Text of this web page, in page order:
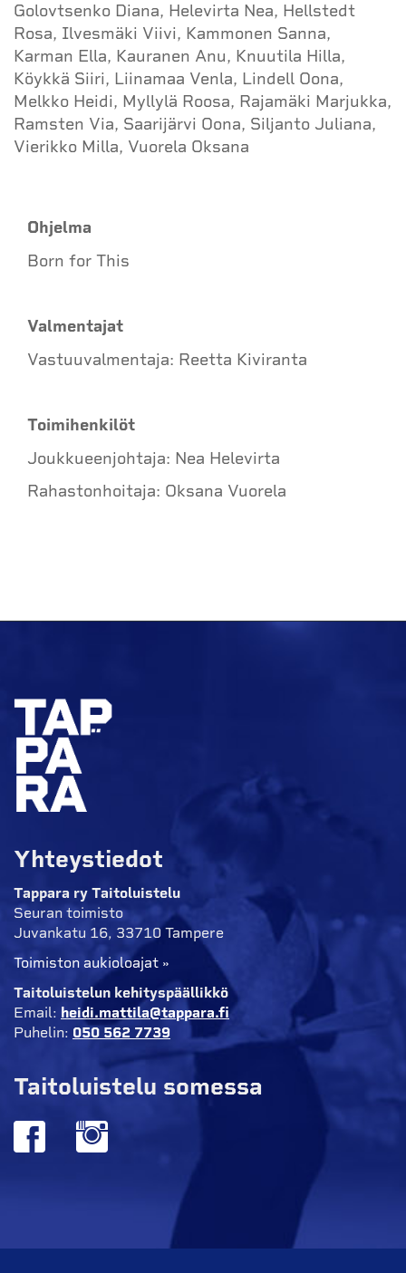
Golovtsenko Diana, Helevirta Nea, Hellstedt
Rosa, Ilvesmäki Viivi, Kammonen Sanna,
Karman Ella, Kauranen Anu, Knuutila Hilla,
Köykkä Siiri, Liinamaa Venla, Lindell Oona,
Melkko Heidi, Myllylä Roosa, Rajamäki Marjukka,
Ramsten Via, Saarijärvi Oona, Siljanto Juliana,
Vierikko Milla, Vuorela Oksana
Ohjelma
Born for This
Valmentajat
Vastuuvalmentaja: Reetta Kiviranta
Toimihenkilöt
Joukkueenjohtaja: Nea Helevirta
Rahastonhoitaja: Oksana Vuorela
Yhteystiedot
Tappara ry Taitoluistelu
Seuran toimisto
Juvankatu 16, 33710 Tampere
Toimiston aukioloajat »
Taitoluistelun kehityspäällikkö
Email: heidi.mattila@tappara.fi
Puhelin: 050 562 7739
Taitoluistelu somessa